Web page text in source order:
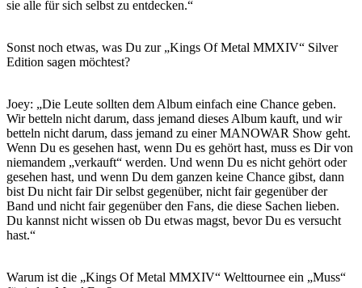
sie alle für sich selbst zu entdecken.“
Sonst noch etwas, was Du zur „Kings Of Metal MMXIV“ Silver
Edition sagen möchtest?
Joey: „Die Leute sollten dem Album einfach eine Chance geben.
Wir betteln nicht darum, dass jemand dieses Album kauft, und wir
betteln nicht darum, dass jemand zu einer MANOWAR Show geht.
Wenn Du es gesehen hast, wenn Du es gehört hast, muss es Dir von
niemandem „verkauft“ werden. Und wenn Du es nicht gehört oder
gesehen hast, und wenn Du dem ganzen keine Chance gibst, dann
bist Du nicht fair Dir selbst gegenüber, nicht fair gegenüber der
Band und nicht fair gegenüber den Fans, die diese Sachen lieben.
Du kannst nicht wissen ob Du etwas magst, bevor Du es versucht
hast.“
Warum ist die „Kings Of Metal MMXIV“ Welttournee ein „Muss“